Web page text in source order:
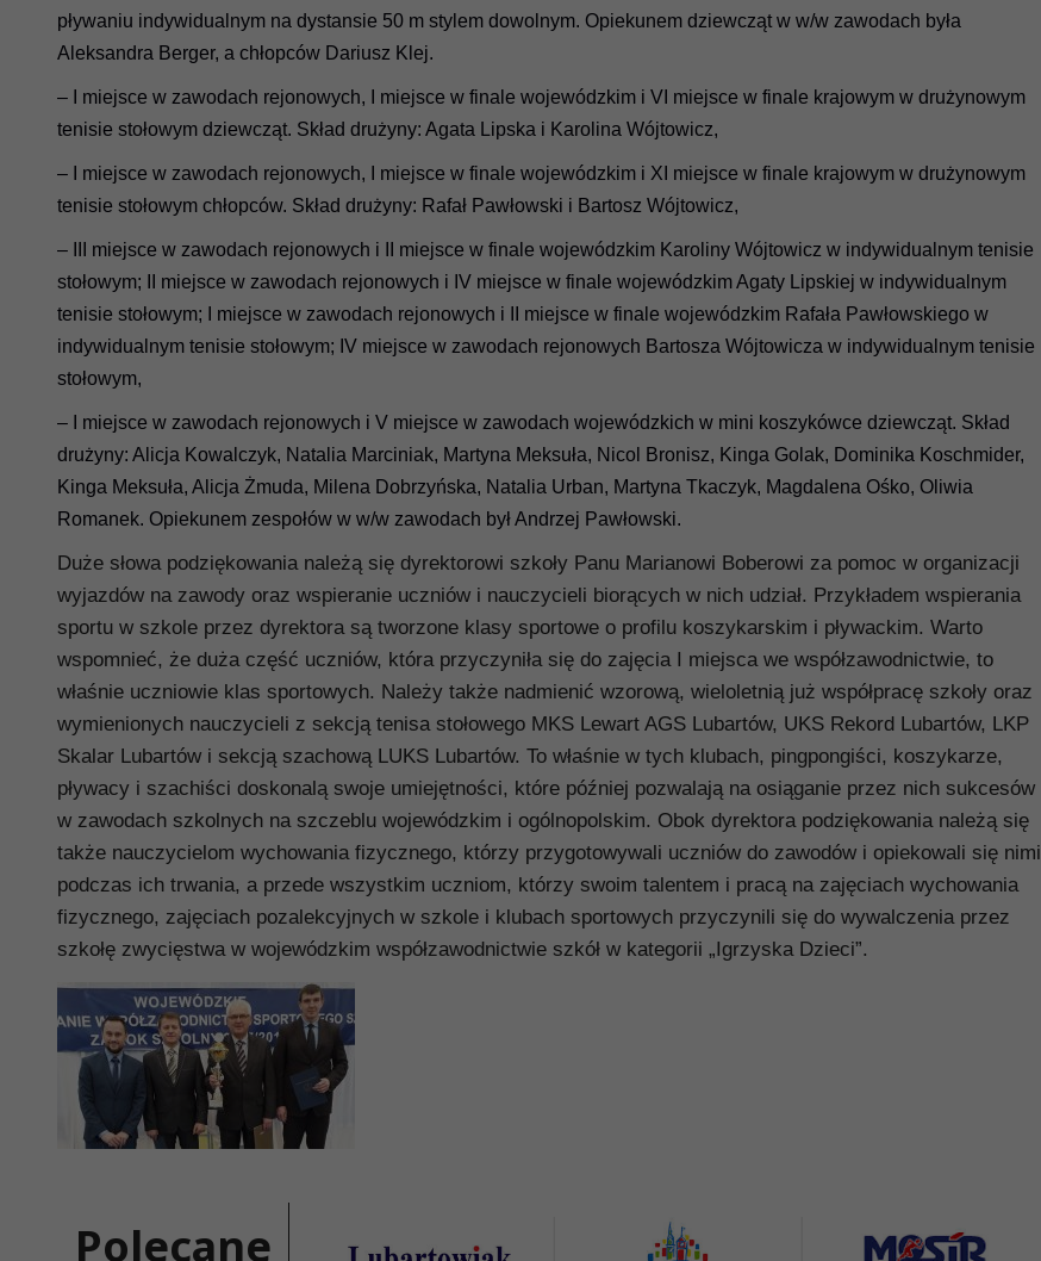
pływaniu indywidualnym na dystansie 50 m stylem dowolnym. Opiekunem dziewcząt w w/w zawodach była
Aleksandra Berger, a chłopców Dariusz Klej.
– I miejsce w zawodach rejonowych, I miejsce w finale wojewódzkim i VI miejsce w finale krajowym w drużynowym
tenisie stołowym dziewcząt. Skład drużyny: Agata Lipska i Karolina Wójtowicz,
– I miejsce w zawodach rejonowych, I miejsce w finale wojewódzkim i XI miejsce w finale krajowym w drużynowym
tenisie stołowym chłopców. Skład drużyny: Rafał Pawłowski i Bartosz Wójtowicz,
– III miejsce w zawodach rejonowych i II miejsce w finale wojewódzkim Karoliny Wójtowicz w indywidualnym tenisie
stołowym; II miejsce w zawodach rejonowych i IV miejsce w finale wojewódzkim Agaty Lipskiej w indywidualnym
tenisie stołowym; I miejsce w zawodach rejonowych i II miejsce w finale wojewódzkim Rafała Pawłowskiego w
indywidualnym tenisie stołowym; IV miejsce w zawodach rejonowych Bartosza Wójtowicza w indywidualnym tenisie
stołowym,
– I miejsce w zawodach rejonowych i V miejsce w zawodach wojewódzkich w mini koszykówce dziewcząt. Skład
drużyny: Alicja Kowalczyk, Natalia Marciniak, Martyna Meksuła, Nicol Bronisz, Kinga Golak, Dominika Koschmider,
Kinga Meksuła, Alicja Żmuda, Milena Dobrzyńska, Natalia Urban, Martyna Tkaczyk, Magdalena Ośko, Oliwia
Romanek. Opiekunem zespołów w w/w zawodach był Andrzej Pawłowski.
Duże słowa podziękowania należą się dyrektorowi szkoły Panu Marianowi Boberowi za pomoc w organizacji
wyjazdów na zawody oraz wspieranie uczniów i nauczycieli biorących w nich udział. Przykładem wspierania
sportu w szkole przez dyrektora są tworzone klasy sportowe o profilu koszykarskim i pływackim. Warto
wspomnieć, że duża część uczniów, która przyczyniła się do zajęcia I miejsca we współzawodnictwie, to
właśnie uczniowie klas sportowych. Należy także nadmienić wzorową, wieloletnią już współpracę szkoły oraz
wymienionych nauczycieli z sekcją tenisa stołowego MKS Lewart AGS Lubartów, UKS Rekord Lubartów, LKP
Skalar Lubartów i sekcją szachową LUKS Lubartów. To właśnie w tych klubach, pingpongiści, koszykarze,
pływacy i szachiści doskonalą swoje umiejętności, które później pozwalają na osiąganie przez nich sukcesów
w zawodach szkolnych na szczeblu wojewódzkim i ogólnopolskim. Obok dyrektora podziękowania należą się
także nauczycielom wychowania fizycznego, którzy przygotowywali uczniów do zawodów i opiekowali się nimi
podczas ich trwania, a przede wszystkim uczniom, którzy swoim talentem i pracą na zajęciach wychowania
fizycznego, zajęciach pozalekcyjnych w szkole i klubach sportowych przyczynili się do wywalczenia przez
szkołę zwycięstwa w wojewódzkim współzawodnictwie szkół w kategorii „Igrzyska Dzieci”.
Polecane